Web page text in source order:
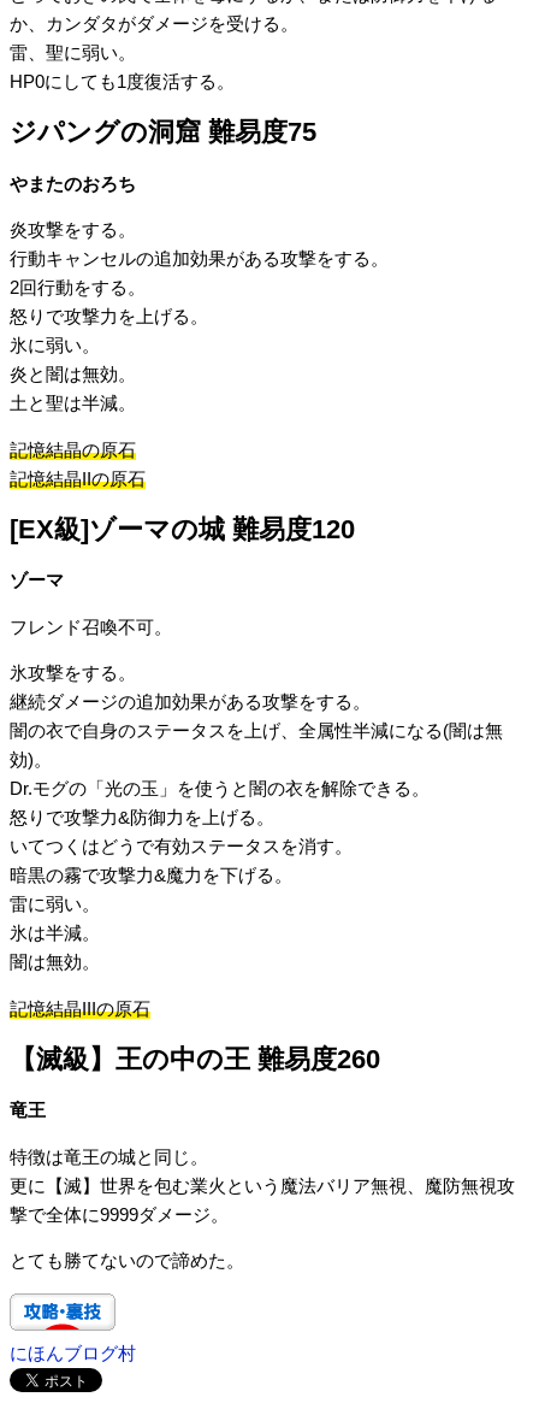
か、カンダタがダメージを受ける。
雷、聖に弱い。
HP0にしても1度復活する。
ジパングの洞窟 難易度75
やまたのおろち
炎攻撃をする。
行動キャンセルの追加効果がある攻撃をする。
2回行動をする。
怒りで攻撃力を上げる。
氷に弱い。
炎と闇は無効。
土と聖は半減。
記憶結晶の原石
記憶結晶IIの原石
[EX級]ゾーマの城 難易度120
ゾーマ
フレンド召喚不可。
氷攻撃をする。
継続ダメージの追加効果がある攻撃をする。
闇の衣で自身のステータスを上げ、全属性半減になる(闇は無
効)。
Dr.モグの「光の玉」を使うと闇の衣を解除できる。
怒りで攻撃力&防御力を上げる。
いてつくはどうで有効ステータスを消す。
暗黒の霧で攻撃力&魔力を下げる。
雷に弱い。
氷は半減。
闇は無効。
記憶結晶IIIの原石
【滅級】王の中の王 難易度260
竜王
特徴は竜王の城と同じ。
更に【滅】世界を包む業火という魔法バリア無視、魔防無視攻
撃で全体に9999ダメージ。
とても勝てないので諦めた。
にほんブログ村